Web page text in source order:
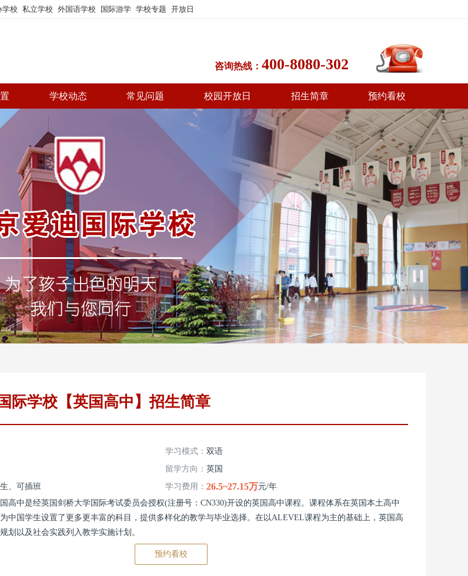
学校 私立学校 外国语学校 国际游学 学校专题 开放日
咨询热线： 400-8080-302
学校动态 常见问题 校园开放日 招生简章 预约看校
际学校【英国高中】招生简章
学习模式： 双语
留学方向： 英国
、可插班 学习费用： 26.5~27.15万元/年
高中是经英国剑桥大学国际考试委员会授权(注册号：CN330)开设的英国高中课程。课程体系在英国本土高中
中国学生设置了更多更丰富的科目，提供多样化的教学与毕业选择。在以ALEVEL课程为主的基础上，英国高
划以及社会实践列入教学实施计划。
预约看校